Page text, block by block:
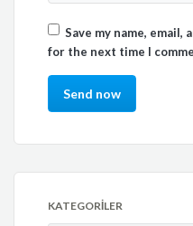
Save my name,
for the next time I
KATEGORILER